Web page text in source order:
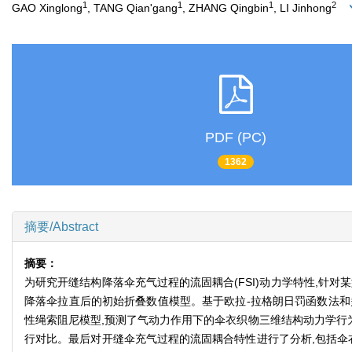
GAO Xinglong1 , TANG Qian'gang1 , ZHANG Qingbin1 , LI Jinhong2
PDF (PC)
1362
摘要/Abstract
摘要：
为研究开缝结构降落伞充气过程的流固耦合(FSI)动力学特性,针对
降落伞拉直后的初始折叠数值模型。基于欧拉-拉格朗日罚函数法
性绳索阻尼模型,预测了气动力作用下的伞衣织物三维结构动力学
行对比。最后对开缝伞充气过程的流固耦合特性进行了分析,包括